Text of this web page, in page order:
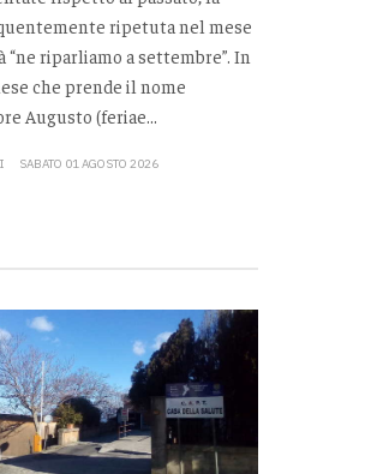
ripetuta nel mese
“ne riparliamo a settembre”. In
che prende il nome
Augusto (feriae...
SABATO 01 AGOSTO 2026